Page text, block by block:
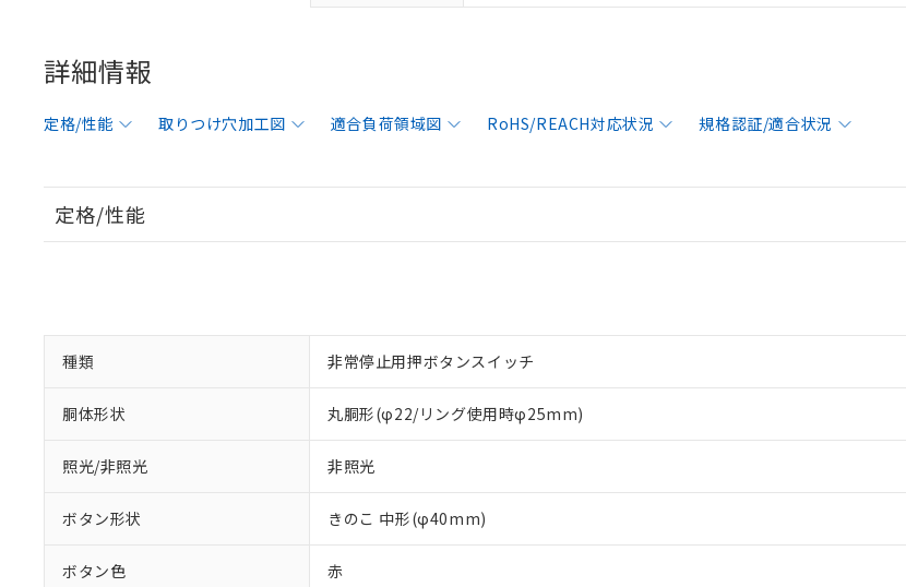
詳細情報
定格/性能 取りつけ穴加工図 適合負荷領域図 RoHS/REACH対応状況 規格認証/適合状況
定格/性能
種類 非常停止用押ボタンスイッチ
胴体形状 丸胴形(φ22/リング使用時φ25mm)
照光/非照光 非照光
ボタン形状 きのこ 中形(φ40mm)
ボタン色 赤